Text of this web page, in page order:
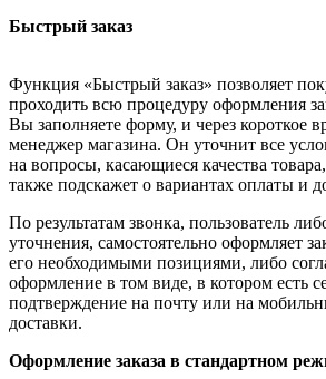
Быстрый заказ
Функция «Быстрый заказ» позволяет
проходить всю процедуру оформления
Вы заполняете форму, и через короткое
менеджер магазина. Он уточнит все
на вопросы, касающиеся качества
также подскажет о вариантах оплаты и
По результатам звонка, пользователь
уточнения, самостоятельно оформляет
его необходимыми позициями, либо
оформление в том виде, в котором есть
подтверждение на почту или на
доставки.
Оформление заказа в стандартном